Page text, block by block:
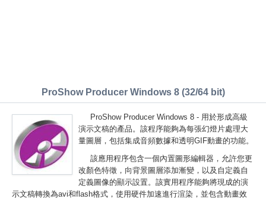
ProShow Producer Windows 8 (32/64 bit)
ProShow Producer Windows 8 - 用於形成高級
演示文稿的產品。該程序能夠為每張幻燈片處理大
量圖層，包括集成音頻數據和透明GIF動畫的功能。
該應用程序包含一個內置圖形編輯器，允許您更
改顏色特徵，向背景圖層添加漸變，以及自定義自
定義圖像的顯示設置。該實用程序能夠將現成的演
示文稿轉換為avi和flash格式，使用硬件加速進行渲染，並包含動畫效